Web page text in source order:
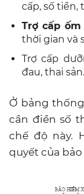
cấp, số tiền,
Trợ cấp ốm
thời gian và
Trợ cấp
đau, thai sản.
Ở bảng
cần điền số
chế độ này.
quyết của